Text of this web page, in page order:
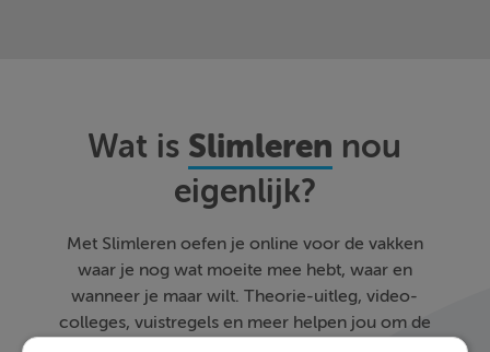
Wat is Slimleren nou
eigenlijk?
Met Slimleren oefen je online voor de vakken
waar je nog wat moeite mee hebt, waar en
wanneer je maar wilt. Theorie-uitleg, video-
colleges, vuistregels en meer helpen jou om de